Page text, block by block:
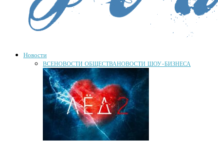
Новости
ВСЕНОВОСТИ ОБЩЕСТВАНОВОСТИ ШОУ-БИЗНЕСА